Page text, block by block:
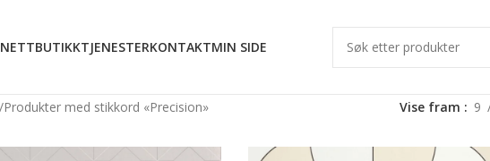
NETTBUTIKKTJENESTERKONTAKTMIN SIDE
Produkter med stikkord «Precision» Vise fram 9